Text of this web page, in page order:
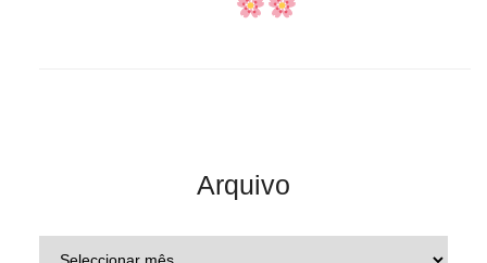
Arquivo